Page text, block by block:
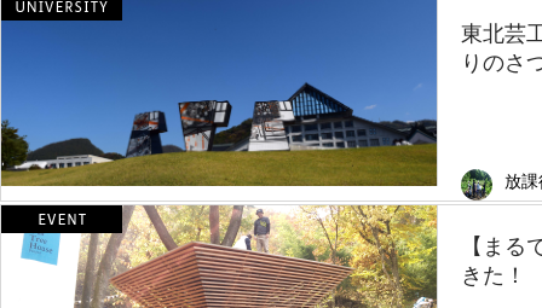
東北芸
りのさ
放課
【まる
きた！